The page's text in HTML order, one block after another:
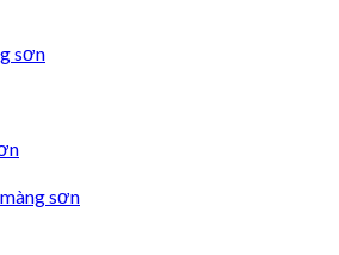
sơn
sơn